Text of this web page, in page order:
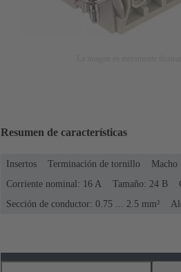
Resumen de características
Insertos Terminación de tornillo Macho
Corriente nominal: ‌16 A
Tamaño: 24 B
Sección de conductor: 0.75 ... 2.5 mm²